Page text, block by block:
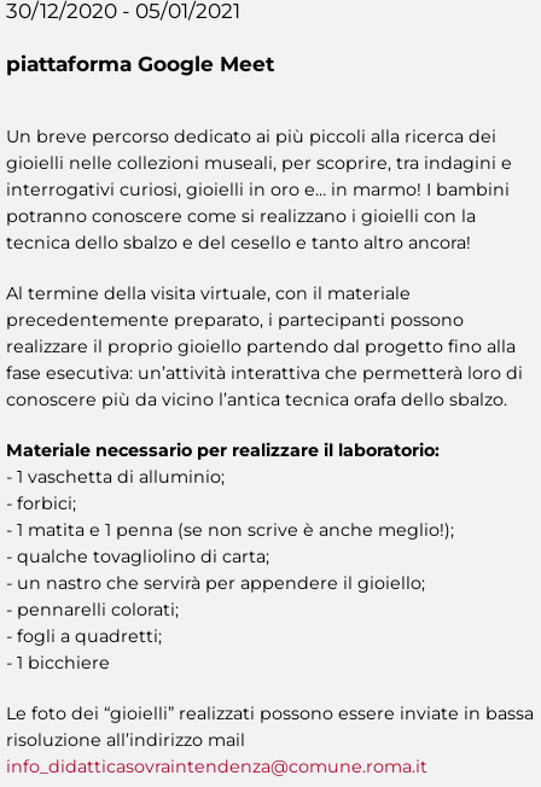
30/12/2020 - 05/01/2021
piattaforma Google Meet
Un breve percorso dedicato ai più piccoli alla ricerca dei
gioielli nelle collezioni museali, per scoprire, tra indagini e
interrogativi curiosi, gioielli in oro e… in marmo! I bambini
potranno conoscere come si realizzano i gioielli con la
tecnica dello sbalzo e del cesello e tanto altro ancora!
Al termine della visita virtuale, con il materiale
precedentemente preparato, i partecipanti possono
realizzare il proprio gioiello partendo dal progetto fino alla
fase esecutiva: un’attività interattiva che permetterà loro di
conoscere più da vicino l’antica tecnica orafa dello sbalzo.
Materiale necessario per realizzare il laboratorio:
- 1 vaschetta di alluminio;
- forbici;
- 1 matita e 1 penna (se non scrive è anche meglio!);
- qualche tovagliolino di carta;
- un nastro che servirà per appendere il gioiello;
- pennarelli colorati;
- fogli a quadretti;
- 1 bicchiere
Le foto dei “gioielli” realizzati possono essere inviate in bassa
risoluzione all’indirizzo mail
info_didatticasovraintendenza@comune.roma.it